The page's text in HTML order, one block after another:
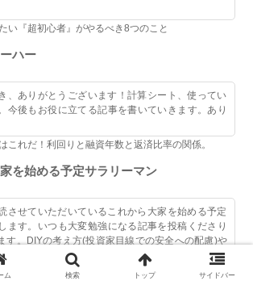
い『超初心者』がやるべき8つのこと
ハー
、ありがとうございます！計算シート、使ってい
今後もお役に立てる記事を書いていきます。あり
これだ！利回りと融資年数と返済比率の関係。
を始める予定サラリーマン
させていただいているこれから大家を始める予定
ます。いつも大変勉強になる記事を投稿くださり
す。DIYの考え方(投資家目線での安全への配慮)や
これだ！利回りと融資年数と返済比率の関係。
ム 検索 トップ サイドバー